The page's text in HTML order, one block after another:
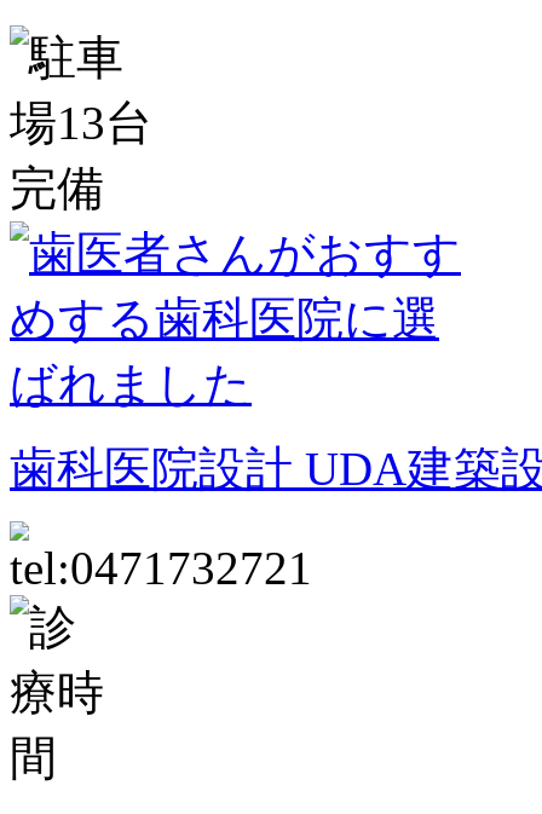
歯科医院設計 UDA建築